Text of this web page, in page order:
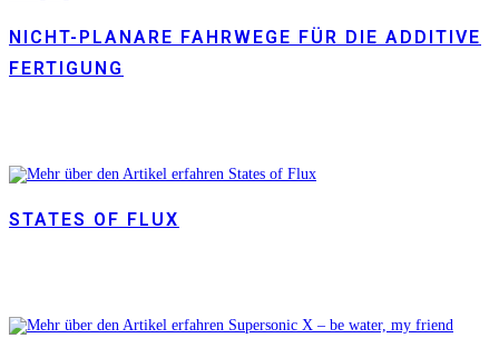
NICHT-PLANARE FAHRWEGE FÜR DIE ADDITIVE
FERTIGUNG
STATES OF FLUX